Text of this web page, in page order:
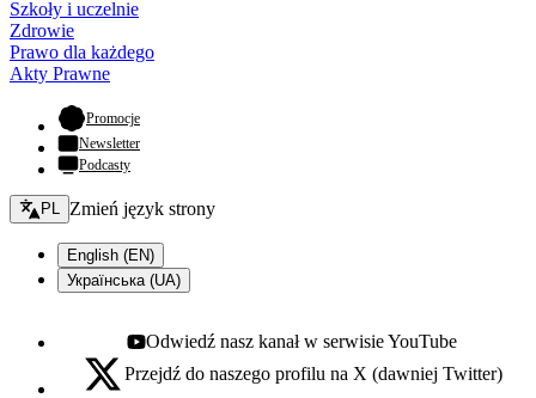
Szkoły i uczelnie
Zdrowie
Prawo dla każdego
Akty Prawne
Promocje- otwiera się w nowej karcie
Newsletter
Podcasty
Zmień język - bieżący:
PL Zmień język strony
English (EN)
Українська (UA)
Youtube - otwiera się w nowej karcie
Odwiedź nasz kanał w serwisie YouTube
X - otwiera się w nowej karcie
Przejdź do naszego profilu na X (dawniej Twitter)